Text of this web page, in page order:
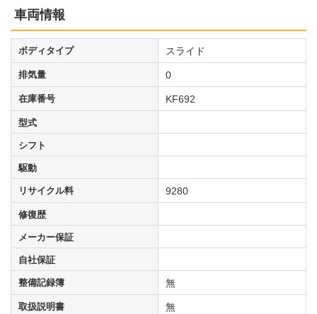
車両情報
ボディタイプ スライド
排気量 0
在庫番号 KF692
型式
シフト
駆動
リサイクル料 9280
修復歴
メーカー保証
自社保証
整備記録簿 無
取扱説明書 無